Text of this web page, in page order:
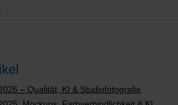
– Qualität, KI & Studiofotografie